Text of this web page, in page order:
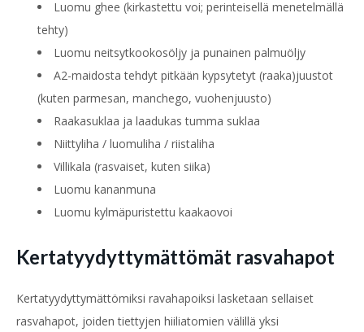
Luomu ghee (kirkastettu voi; perinteisellä menetelmällä
tehty)
Luomu neitsytkookosöljy ja punainen palmuöljy
A2-maidosta tehdyt pitkään kypsytetyt (raaka)juustot
(kuten parmesan, manchego, vuohenjuusto)
Raakasuklaa ja laadukas tumma suklaa
Niittyliha / luomuliha / riistaliha
Villikala (rasvaiset, kuten siika)
Luomu kananmuna
Luomu kylmäpuristettu kaakaovoi
Kertatyydyttymättömät rasvahapot
Kertatyydyttymättömiksi ravahapoiksi lasketaan sellaiset
rasvahapot, joiden tiettyjen hiiliatomien välillä yksi